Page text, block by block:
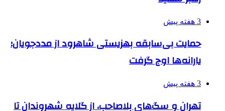
3 هفته پیش
حمایت بی‌سابقه بهزیستی شاهرود از مددجویان؛
یارانه‌ها اوج گرفت
3 هفته پیش
تهران و سگ‌های بلاصاحب، از گلایه شهروندان تا